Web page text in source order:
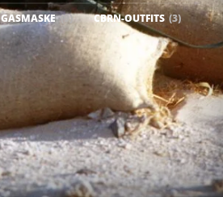
GASMASKE(9) CBRN-OUTFITS (3)